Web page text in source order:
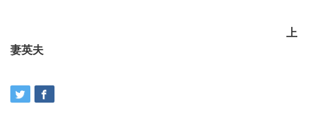
上
妻英夫